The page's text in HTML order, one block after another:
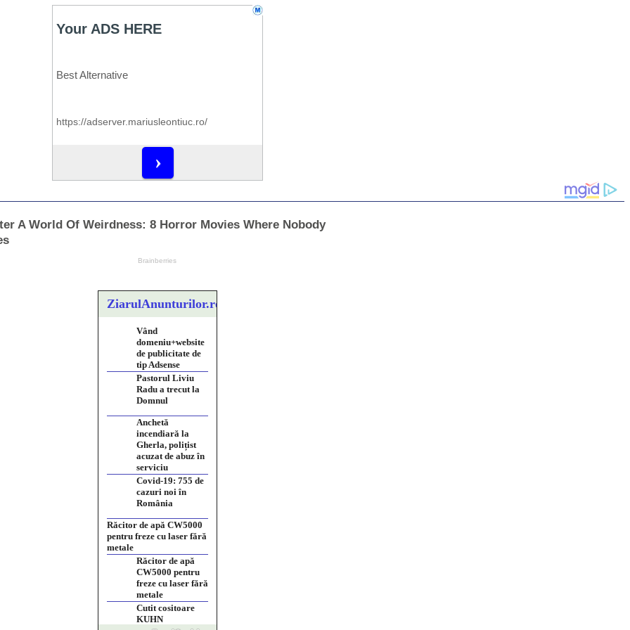
ZiarulAnunturilor.ro
Vând
domeniu+website
de publicitate de
tip Adsense
Pastorul Liviu
Radu a trecut la
Domnul
Anchetă
incendiară la
Gherla, polițist
acuzat de abuz în
serviciu
Covid-19: 755 de
cazuri noi în
România
Răcitor de apă CW5000
pentru freze cu laser fără
metale
Răcitor de apă
CW5000 pentru
freze cu laser fără
metale
Cutit cositoare
KUHN